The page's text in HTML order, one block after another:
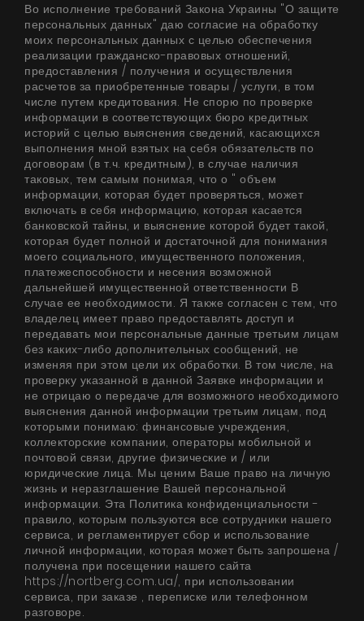
Nortberg Тихая Кухня
Вытяжки с турбиной за пределами кухнонной
комнаты
УВИДЕТЬ ВСЕ
Техническая поддержка
FAQ
Гарантия на вытяжки
Советы
Сервис
Инструкции
Во исполнение требований Закона Украины "О защите
персональных данных" даю согласие на обработку
моих персональных данных с целью обеспечения
реализации гражданско-правовых отношений,
предоставления / получения и осуществления
расчетов за приобретенные товары / услуги, в том
числе путем кредитования. Не спорю по проверке
информации в соответствующих бюро кредитных
историй с целью выяснения сведений, касающихся
выполнения мной взятых на себя обязательств по
договорам (в т.ч. кредитным), в случае наличия
таковых, тем самым понимая, что о " объем
информации, которая будет проверяться, может
включать в себя информацию, которая касается
банковской тайны, и выяснение которой будет такой,
которая будет полной и достаточной для понимания
моего социального, имущественного положения,
платежеспособности и несения возможной
дальнейшей имущественной ответственности В
случае ее необходимости. Я также согласен с тем, что
владелец имеет право предоставлять доступ и
передавать мои персональные данные третьим лицам
без каких-либо дополнительных сообщений, не
изменяя при этом цели их обработки. В том числе, на
проверку указанной в данной Заявке информации и
не отрицаю о передаче для возможного необходимого
выяснения данной информации третьим лицам, под
которыми понимаю: финансовые учреждения,
коллекторские компании, операторы мобильной и
почтовой связи, другие физические и / или
юридические лица. Мы ценим Ваше право на личную
жизнь и неразглашение Вашей персональной
информации. Эта Политика конфиденциальности -
правило, которым пользуются все сотрудники нашего
сервиса, и регламентирует сбор и использование
личной информации, которая может быть запрошена /
получена при посещении нашего сайта
https://nortberg.com.ua/, при использовании
сервиса, при заказе , переписке или телефонном
разговоре.